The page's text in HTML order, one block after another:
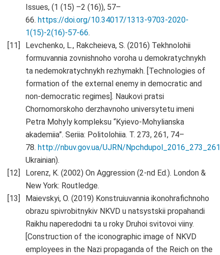
Issues, (1 (15) –2 (16)), 57–
66. https://doi.org/10.34017/1313-9703-2020-
1(15)-2(16)-57-66.
Levchenko, L., Rakcheieva, S. (2016) Tekhnolohii
formuvannia zovnishnoho voroha u demokratychnykh
ta nedemokratychnykh rezhymakh. [Technologies of
formation of the external enemy in democratic and
non-democratic regimes]. Naukovi pratsi
Chornomorskoho derzhavnoho universytetu imeni
Petra Mohyly kompleksu “Kyievo-Mohylianska
akademiia”. Seriia: Politolohiia. T. 273, 261, 74–
78. http://nbuv.gov.ua/UJRN/
Ukrainian).
Lorenz, K. (2002) On Aggression (2-nd Ed.). London &
New York: Routledge.
Maievskyi, O. (2019) Konstruiuvannia ikonohrafichnoho
obrazu spivrobitnykiv NKVD u natsystskii propahandi
Raikhu naperedodni ta u roky Druhoi svitovoi viiny.
[Construction of the iconographic image of NKVD
employees in the Nazi propaganda of the Reich on the